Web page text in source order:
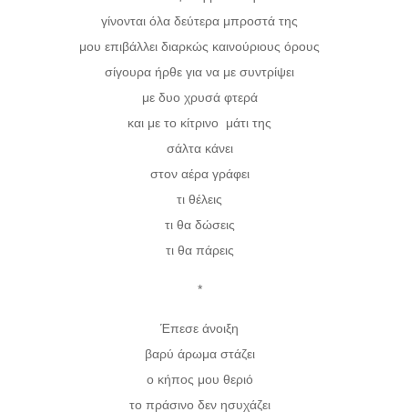
γίνονται όλα δεύτερα μπροστά της
μου επιβάλλει διαρκώς καινούριους όρους
σίγουρα ήρθε για να με συντρίψει
με δυο χρυσά φτερά
και με το κίτρινο μάτι της
σάλτα κάνει
στον αέρα γράφει
τι θέλεις
τι θα δώσεις
τι θα πάρεις
*
Έπεσε άνοιξη
βαρύ άρωμα στάζει
ο κήπος μου θεριό
το πράσινο δεν ησυχάζει